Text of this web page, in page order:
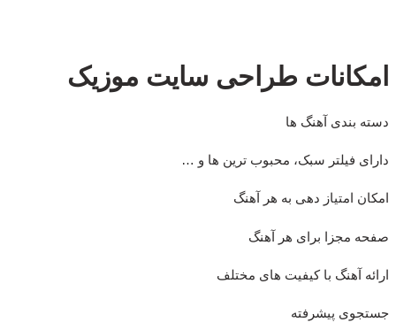
امکانات طراحی سایت موزیک
دسته بندی آهنگ ها
دارای فیلتر سبک،‌ محبوب ترین ها و …
امکان امتیاز دهی به هر آهنگ
صفحه مجزا برای هر آهنگ
ارائه آهنگ با کیفیت های مختلف
جستجوی پیشرفته